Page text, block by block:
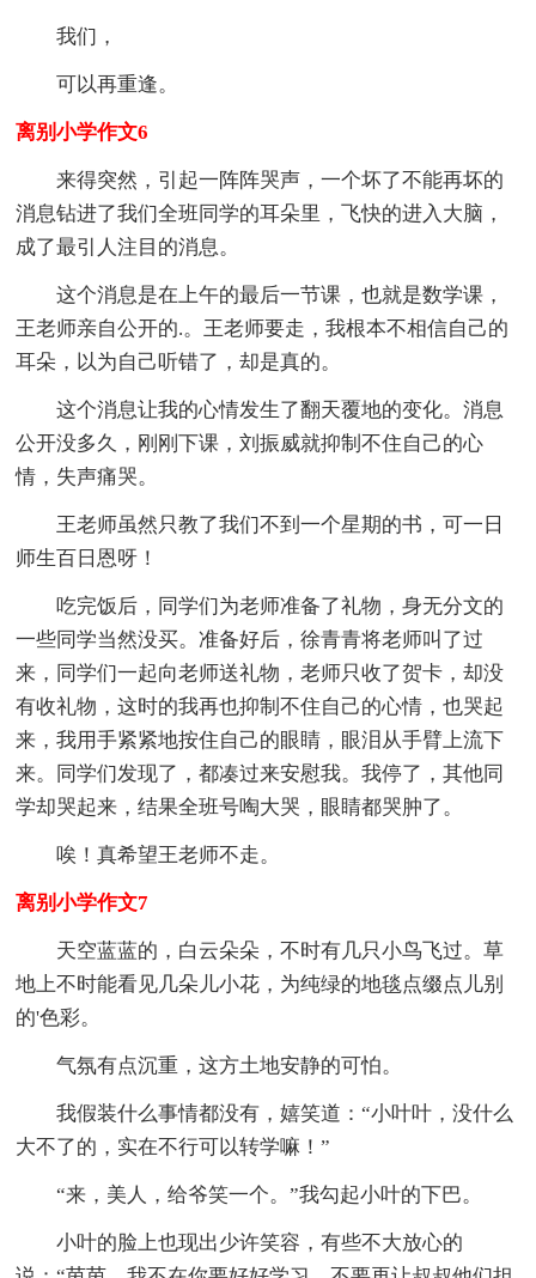
我们，
可以再重逢。
离别小学作文6
来得突然，引起一阵阵哭声，一个坏了不能再坏的
消息钻进了我们全班同学的耳朵里，飞快的进入大脑，
成了最引人注目的消息。
这个消息是在上午的最后一节课，也就是数学课，
王老师亲自公开的.。王老师要走，我根本不相信自己的
耳朵，以为自己听错了，却是真的。
这个消息让我的心情发生了翻天覆地的变化。消息
公开没多久，刚刚下课，刘振威就抑制不住自己的心
情，失声痛哭。
王老师虽然只教了我们不到一个星期的书，可一日
师生百日恩呀！
吃完饭后，同学们为老师准备了礼物，身无分文的
一些同学当然没买。准备好后，徐青青将老师叫了过
来，同学们一起向老师送礼物，老师只收了贺卡，却没
有收礼物，这时的我再也抑制不住自己的心情，也哭起
来，我用手紧紧地按住自己的眼睛，眼泪从手臂上流下
来。同学们发现了，都凑过来安慰我。我停了，其他同
学却哭起来，结果全班号啕大哭，眼睛都哭肿了。
唉！真希望王老师不走。
离别小学作文7
天空蓝蓝的，白云朵朵，不时有几只小鸟飞过。草
地上不时能看见几朵儿小花，为纯绿的地毯点缀点儿别
的'色彩。
气氛有点沉重，这方土地安静的可怕。
我假装什么事情都没有，嬉笑道：“小叶叶，没什么
大不了的，实在不行可以转学嘛！”
“来，美人，给爷笑一个。”我勾起小叶的下巴。
小叶的脸上也现出少许笑容，有些不大放心的